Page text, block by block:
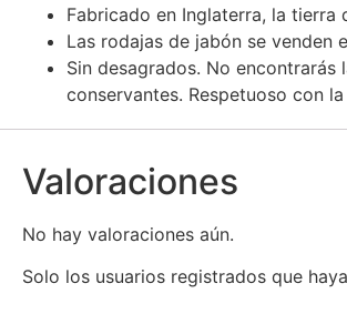
Fabricado en Inglaterra, la tierra
Las rodajas de jabón se venden
Sin desagrados. No
conservantes. Respetuoso con
Valoraciones
No hay valoraciones aún.
Solo los usuarios registrados que